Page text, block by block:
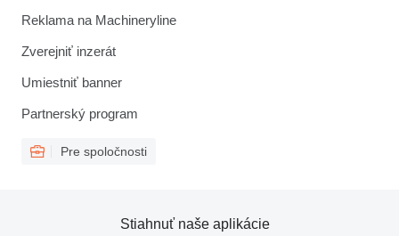
Reklama na Machineryline
Zverejniť inzerát
Umiestniť banner
Partnerský program
Pre spoločnosti
Stiahnuť naše aplikácie